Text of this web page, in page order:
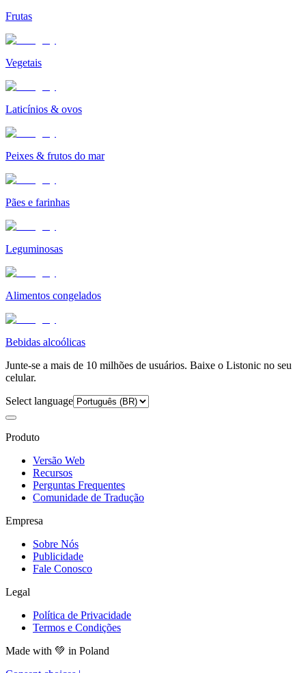
Frutas
Vegetais
Laticínios & ovos
Peixes & frutos do mar
Pães e farinhas
Leguminosas
Alimentos congelados
Bebidas alcoólicas
Junte-se a mais de 10 milhões de usuários. Baixe o Listonic no seu
celular.
Select language
Produto
Versão Web
Recursos
Perguntas Frequentes
Comunidade de Tradução
Empresa
Sobre Nós
Publicidade
Fale Conosco
Legal
Política de Privacidade
Termos e Condições
Made with 💚 in Poland